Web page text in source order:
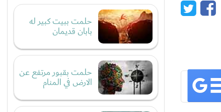
حلمت ببيت كبير له
بابان قديمان
حلمت بقبور مرتفع عن
الارض في المنام